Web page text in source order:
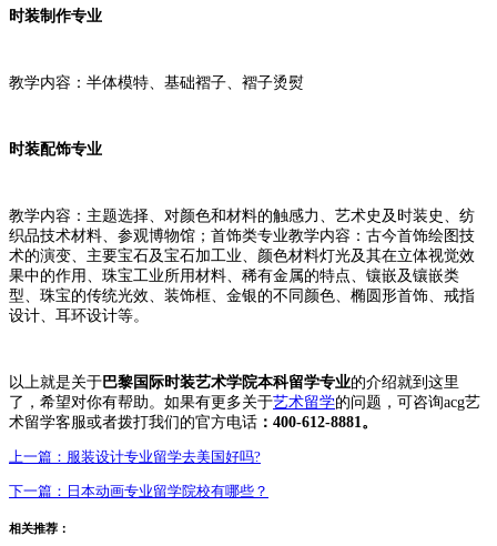
时装制作专业
教学内容：半体模特、基础褶子、褶子烫熨
时装配饰专业
教学内容：主题选择、对颜色和材料的触感力、艺术史及时装史、纺
织品技术材料、参观博物馆；首饰类专业教学内容：古今首饰绘图技
术的演变、主要宝石及宝石加工业、颜色材料灯光及其在立体视觉效
果中的作用、珠宝工业所用材料、稀有金属的特点、镶嵌及镶嵌类
型、珠宝的传统光效、装饰框、金银的不同颜色、椭圆形首饰、戒指
设计、耳环设计等。
以上就是关于 巴黎国际时装艺术学院本科留学专业的介绍就到这里
了，希望对你有帮助。如果有更多关于艺术留学的问题，可咨询acg艺
术留学客服或者拨打我们的官方电话 ：400-612-8881。
上一篇： 服装设计专业留学去美国好吗?
下一篇： 日本动画专业留学院校有哪些？
相关推荐：